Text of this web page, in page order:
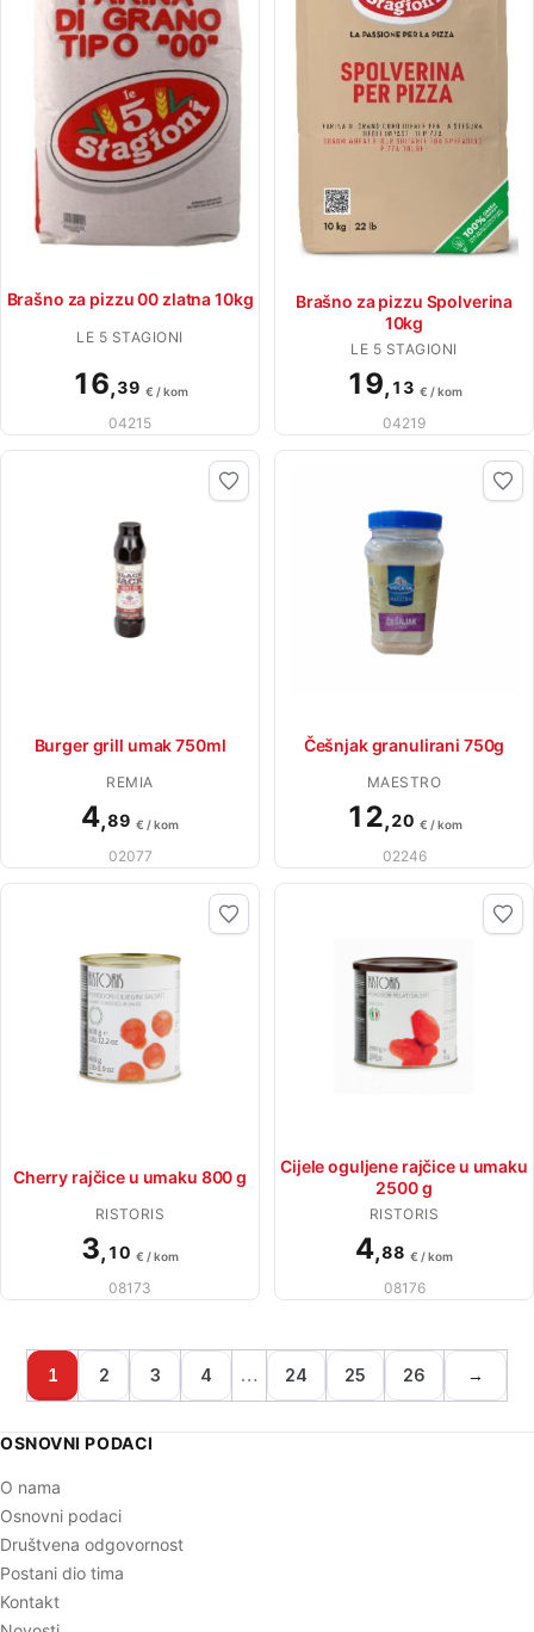
Brašno za pizzu 00 zlatna 10kg
LE 5 STAGIONI
16,39 € / kom
04215
Brašno za pizzu Spolverina
10kg
LE 5 STAGIONI
19, 13 € / kom
04219
Burger grill umak 750ml
REMIA
4,89 € / kom
02077
Češnjak granulirani 750g
MAESTRO
12,20 € / kom
02246
Cherry rajčice u umaku 800 g
RISTORIS
3, 10 € / kom
08173
Cijele oguljene rajčice u umaku
2500 g
RISTORIS
4,88 € / kom
08176
1 2 3 4 … 24 25 26 →
OSNOVNI PODACI
O nama
Osnovni podaci
Društvena odgovornost
Postani dio tima
Kontakt